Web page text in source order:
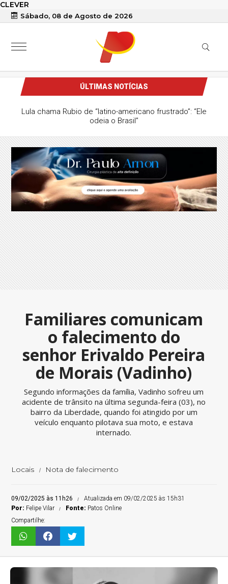
CLEVER
Sábado, 08 de Agosto de 2026
ÚLTIMAS NOTÍCIAS
Lula chama Rubio de “latino-americano frustrado”: “Ele
odeia o Brasil”
Familiares comunicam
o falecimento do
senhor Erivaldo Pereira
de Morais (Vadinho)
Segundo informações da família, Vadinho sofreu um
acidente de trânsito na última segunda-feira (03), no
bairro da Liberdade, quando foi atingido por um
veículo enquanto pilotava sua moto, e estava
internado.
Locais Nota de falecimento
09/02/2025 às 11h26
Atualizada em 09/02/2025 às 15h31
Por: Felipe Vilar Fonte: Patos Online
Compartilhe: